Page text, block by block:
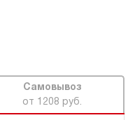
Самовывоз
от 1208 руб.